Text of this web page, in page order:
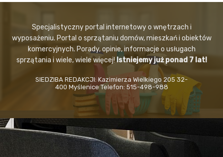
Specjalistyczny portal internetowy o wnętrzach i
wyposażeniu. Portal o sprzątaniu domów, mieszkań i obiektów
komercyjnych. Porady, opinie, informacje o usługach
sprzątania i wiele, wiele więcej!Istniejemy już ponad 7 lat!
SIEDZIBA REDAKCJI: Kazimierza Wielkiego 205 32-
400 Myślenice Telefon: 515-498-988